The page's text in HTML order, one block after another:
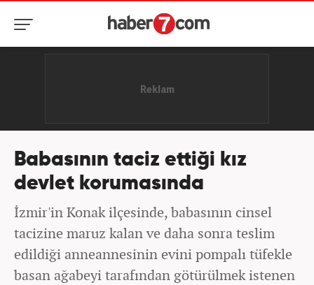
Babasının taciz ettiği kız
devlet korumasında
İzmir'in Konak ilçesinde, babasının cinsel
tacizine maruz kalan ve daha sonra teslim
edildiği anneannesinin evini pompalı tüfekle
basan ağabeyi tarafından götürülmek istenen